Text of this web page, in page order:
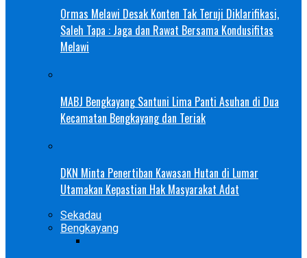
Ormas Melawi Desak Konten Tak Teruji Diklarifikasi,
Saleh Tapa : Jaga dan Rawat Bersama Kondusifitas
Melawi
MABJ Bengkayang Santuni Lima Panti Asuhan di Dua
Kecamatan Bengkayang dan Teriak
DKN Minta Penertiban Kawasan Hutan di Lumar
Utamakan Kepastian Hak Masyarakat Adat
Sekadau
Bengkayang